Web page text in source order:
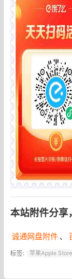
本站附件分享
诚通网盘附件 、
标签: 苹果Apple Store